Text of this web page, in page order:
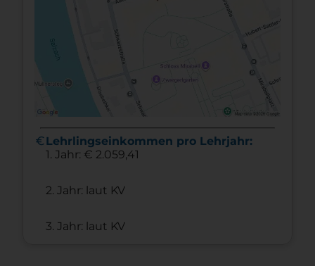
euroLehrlingseinkommen pro Lehrjahr:
1. Jahr: € 2.059,41
2. Jahr: laut KV
3. Jahr: laut KV